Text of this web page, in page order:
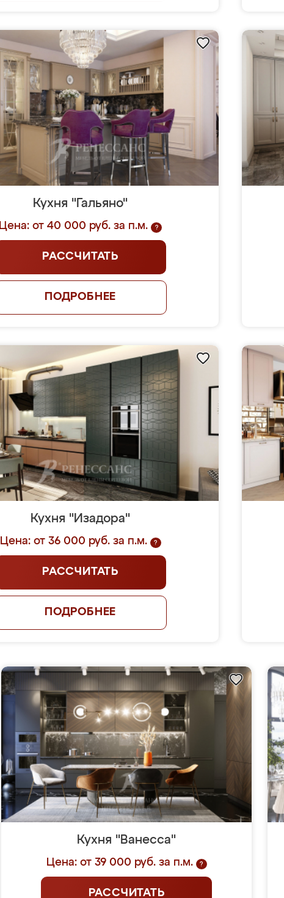
Кухня "Гальяно"
Цена: от 40 000 руб. за п.м. ?
РАССЧИТАТЬ
ПОДРОБНЕЕ
Кухня "Изадора"
Цена: от 36 000 руб. за п.м. ?
РАССЧИТАТЬ
ПОДРОБНЕЕ
Кухня "Ванесса"
Цена: от 39 000 руб. за п.м. ?
РАССЧИТАТЬ